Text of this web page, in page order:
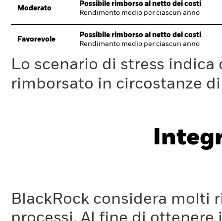
Moderato
Possibile rimborso al netto dei costi
Rendimento medio per ciascun anno
Favorevole
Possibile rimborso al netto dei costi
Rendimento medio per ciascun anno
Lo scenario di stress
rimborsato in circostanze
BlackRock considera molti